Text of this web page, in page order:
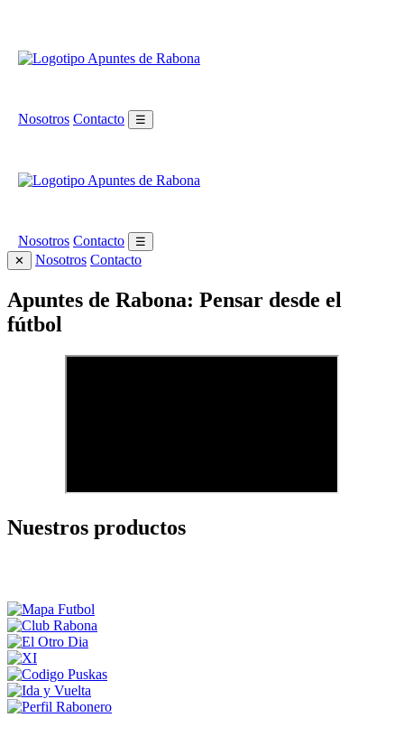
Nosotros Contacto ☰
Nosotros Contacto
☰
✕
Nosotros Contacto
Apuntes de Rabona: Pensar desde el
fútbol
Nuestros productos